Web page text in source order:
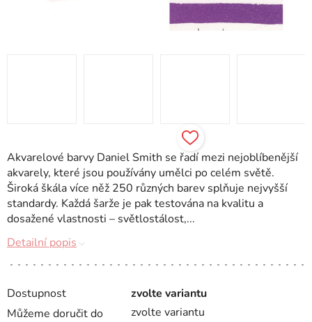
Dostupnost
zvolte variantu
Můžeme doručit do
zvolte variantu
Akvarelové barvy Daniel Smith se řadí mezi nejoblíbenější
akvarely, které jsou používány umělci po celém světě.
Široká škála více něž 250 různých barev splňuje nejvyšší
standardy. Každá šarže je pak testována na kvalitu a
dosažené vlastnosti – světlostálost,...
Detailní popis